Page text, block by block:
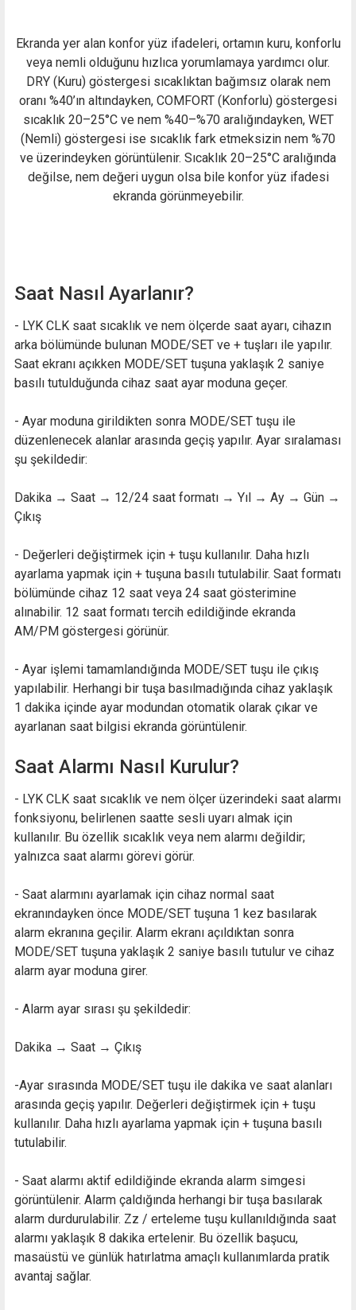
Ekranda yer alan konfor yüz ifadeleri, ortamın kuru, konforlu
veya nemli olduğunu hızlıca yorumlamaya yardımcı olur.
DRY (Kuru) göstergesi sıcaklıktan bağımsız olarak nem
oranı %40’ın altındayken, COMFORT (Konforlu) göstergesi
sıcaklık 20–25°C ve nem %40–%70 aralığındayken, WET
(Nemli) göstergesi ise sıcaklık fark etmeksizin nem %70
ve üzerindeyken görüntülenir. Sıcaklık 20–25°C aralığında
değilse, nem değeri uygun olsa bile konfor yüz ifadesi
ekranda görünmeyebilir.
Saat Nasıl Ayarlanır?
- LYK CLK saat sıcaklık ve nem ölçerde saat ayarı, cihazın
arka bölümünde bulunan MODE/SET ve + tuşları ile yapılır.
Saat ekranı açıkken MODE/SET tuşuna yaklaşık 2 saniye
basılı tutulduğunda cihaz saat ayar moduna geçer.
- Ayar moduna girildikten sonra MODE/SET tuşu ile
düzenlenecek alanlar arasında geçiş yapılır. Ayar sıralaması
şu şekildedir:
Dakika → Saat → 12/24 saat formatı → Yıl → Ay → Gün →
Çıkış
- Değerleri değiştirmek için + tuşu kullanılır. Daha hızlı
ayarlama yapmak için + tuşuna basılı tutulabilir. Saat formatı
bölümünde cihaz 12 saat veya 24 saat gösterimine
alınabilir. 12 saat formatı tercih edildiğinde ekranda
AM/PM göstergesi görünür.
- Ayar işlemi tamamlandığında MODE/SET tuşu ile çıkış
yapılabilir. Herhangi bir tuşa basılmadığında cihaz yaklaşık
1 dakika içinde ayar modundan otomatik olarak çıkar ve
ayarlanan saat bilgisi ekranda görüntülenir.
Saat Alarmı Nasıl Kurulur?
- LYK CLK saat sıcaklık ve nem ölçer üzerindeki saat alarmı
fonksiyonu, belirlenen saatte sesli uyarı almak için
kullanılır. Bu özellik sıcaklık veya nem alarmı değildir;
yalnızca saat alarmı görevi görür.
- Saat alarmını ayarlamak için cihaz normal saat
ekranındayken önce MODE/SET tuşuna 1 kez basılarak
alarm ekranına geçilir. Alarm ekranı açıldıktan sonra
MODE/SET tuşuna yaklaşık 2 saniye basılı tutulur ve cihaz
alarm ayar moduna girer.
- Alarm ayar sırası şu şekildedir:
Dakika → Saat → Çıkış
-Ayar sırasında MODE/SET tuşu ile dakika ve saat alanları
arasında geçiş yapılır. Değerleri değiştirmek için + tuşu
kullanılır. Daha hızlı ayarlama yapmak için + tuşuna basılı
tutulabilir.
- Saat alarmı aktif edildiğinde ekranda alarm simgesi
görüntülenir. Alarm çaldığında herhangi bir tuşa basılarak
alarm durdurulabilir. Zz / erteleme tuşu kullanıldığında saat
alarmı yaklaşık 8 dakika ertelenir. Bu özellik başucu,
masaüstü ve günlük hatırlatma amaçlı kullanımlarda pratik
avantaj sağlar.